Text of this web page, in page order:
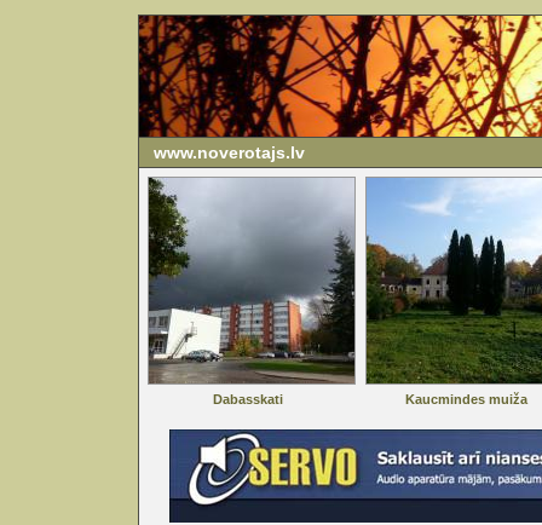
www.noverotajs.lv
Dabasskati Kaucmindes muiža